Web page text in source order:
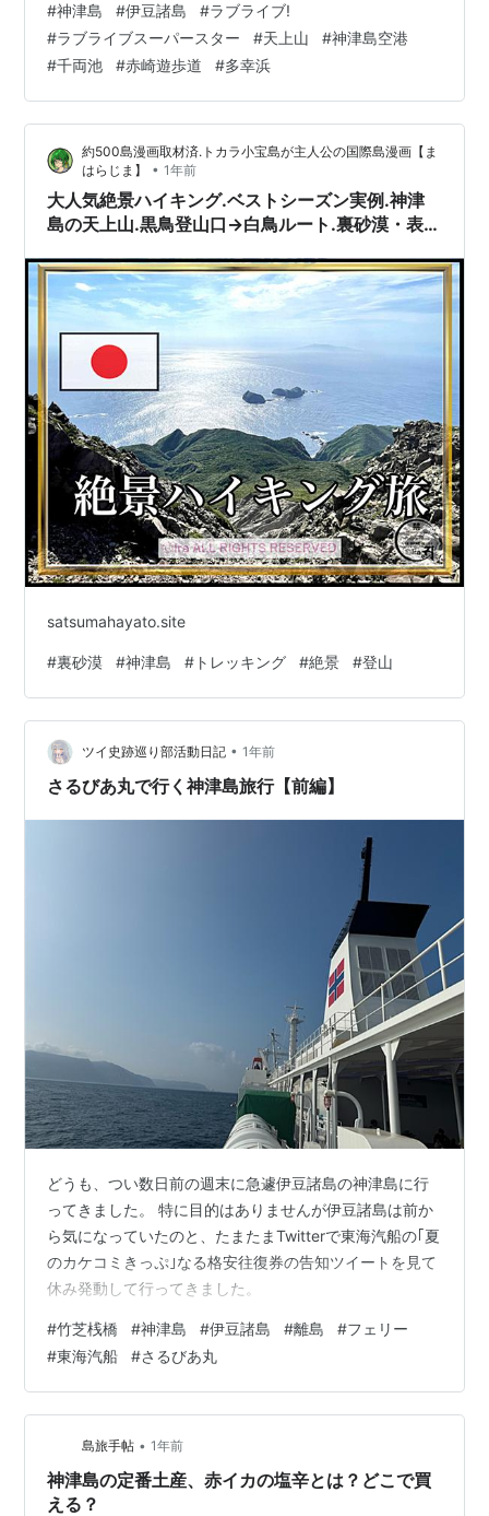
#神津島 #伊豆諸島 #ラブライブ!
#ラブライブスーパースター #天上山 #神津島空港
#千両池 #赤崎遊歩道 #多幸浜
約500島漫画取材済.トカラ小宝島が主人公の国際島漫画【ま
はらじま】
• 1年前
大人気絶景ハイキング.ベストシーズン実例.神津
島の天上山.黒鳥登山口→白鳥ルート.裏砂漠・表砂
satsumahayato.site
#裏砂漠 #神津島 # トレッキング #絶景 #登山
ツイ史跡巡り部活動日記 • 1年前
さるびあ丸で行く神津島旅行【前編】
どうも、つい数日前の週末に急遽伊豆諸島の神津島に行
ってきました。 特に目的はありませんが伊豆諸島は前か
ら気になっていたのと、たまたまTwitterで東海汽船の｢夏
のカケコミきっぷ｣なる格安往復券の告知ツイートを見て
休み発動して行ってきました。
#竹芝桟橋 #神津島 #伊豆諸島 #離島 #フェリー
#東海汽船 #さるびあ丸
島旅手帖 • 1年前
神津島の定番土産、赤イカの塩辛とは？どこで買
える？